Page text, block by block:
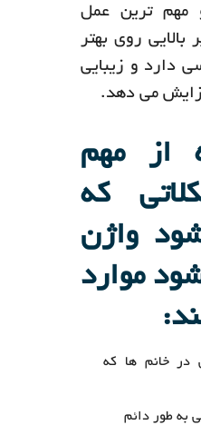
مهم ترین عمل
روی بهتر
دارد و زیبایی
می دهد.
از مهم
که
واژن
موارد
در خانم ها که
به طور دائم